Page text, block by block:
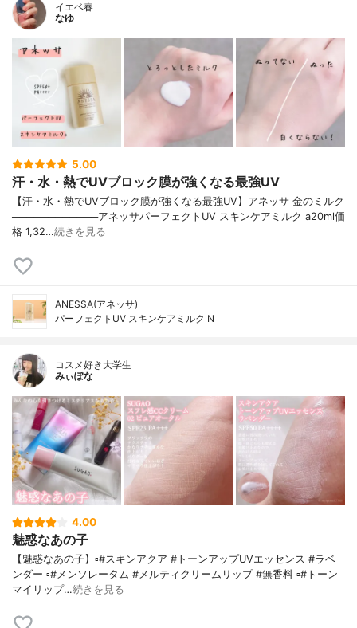
イエベ春
なゆ
5.00
汗・水・熱でUVブロック膜が強くなる最強UV
【汗・水・熱でUVブロック膜が強くなる最強UV】アネッサ 金のミルク
────────────アネッサパーフェクトUV スキンケアミルク a20ml価
格 1,32…続きを見る
ANESSA(アネッサ)
パーフェクトUV スキンケアミルク N
コスメ好き大学生
みぃぽな
4.00
魅惑なあの子
【魅惑なあの子】▫️#スキンアクア #トーンアップUVエッセンス #ラベ
ンダー ▫️#メンソレータム #メルティクリームリップ #無香料 ▫️#トーン
マイリップ…続きを見る